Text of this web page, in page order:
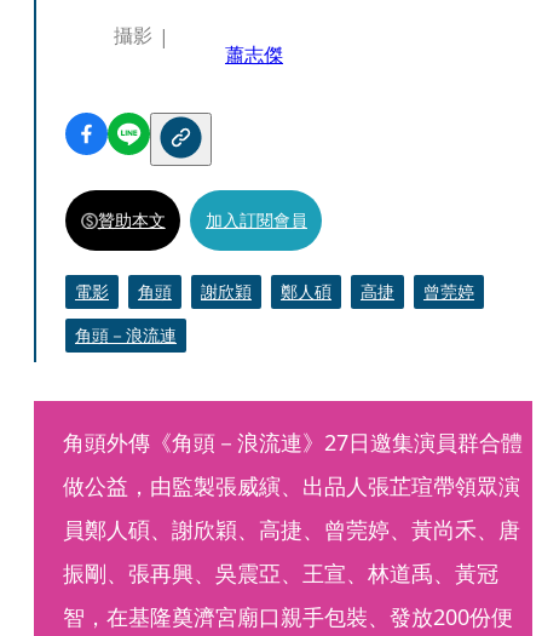
攝影
蕭志傑
贊助本文 加入訂閱會員
電影 角頭 謝欣穎 鄭人碩 高捷
曾莞婷
角頭－浪流連
角頭外傳《角頭－浪流連》27日邀集演員群合體
做公益，由監製張威縯、出品人張芷瑄帶領眾演
員鄭人碩、謝欣穎、高捷、曾莞婷、黃尚禾、唐
振剛、張再興、吳震亞、王宣、林道禹、黃冠
智，在基隆奠濟宮廟口親手包裝、發放200份便